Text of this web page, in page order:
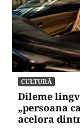
CULTURĂ
Dileme
„persoana
acelora